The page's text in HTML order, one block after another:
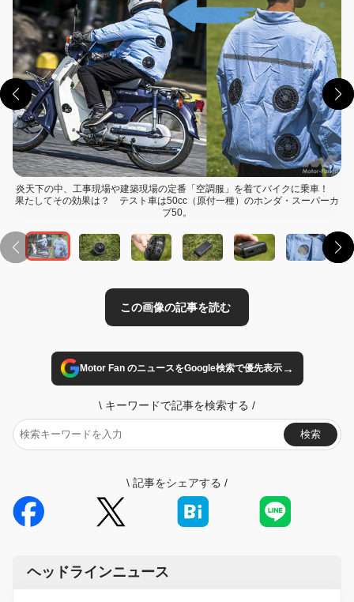
炎天下の中、工事現場や建築現場の定番「空調服」を着てバイクに乗車！
果たしてその効果は？ テスト車は50cc（原付一種）のホンダ・スーパーカ
ブ50。
この画像の記事を読む
Motor Fan のニュースをGoogle検索で優先表示→
\ キーワードで記事を検索する /
検索
\ 記事をシェアする /
ヘッドラインニュース